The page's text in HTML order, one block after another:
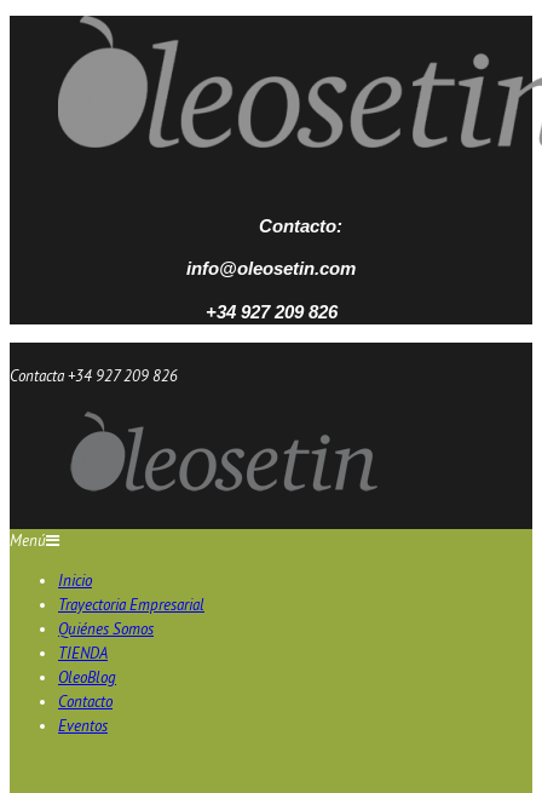
Contacto:
info@oleosetin.com
+34 927 209 826
Contacta +34 927 209 826
Menú
Inicio
Trayectoria Empresarial
Quiénes Somos
TIENDA
OleoBlog
Contacto
Eventos